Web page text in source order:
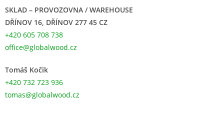
SKLAD – PROVOZOVNA / WAREHOUSE
DŘÍNOV 16, DŘÍNOV 277 45 CZ
+420 605 708 738
office@globalwood.cz
Tomáš Kočik
+420 732 723 936
tomas@globalwood.cz